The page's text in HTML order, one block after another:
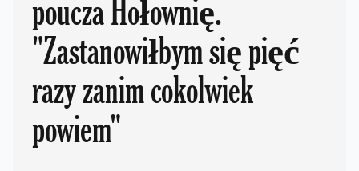
poucza Hołownię.
"Zastanowiłbym się pięć
razy zanim cokolwiek
powiem"